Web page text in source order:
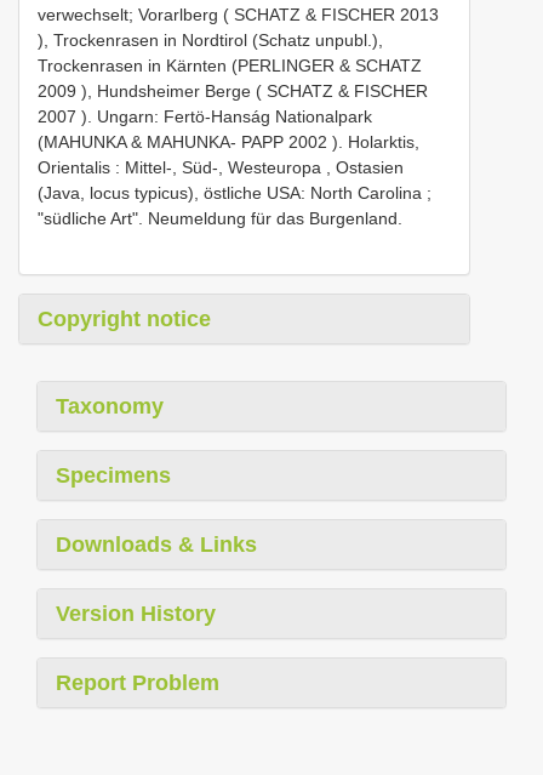
verwechselt; Vorarlberg ( SCHATZ & FISCHER 2013
), Trockenrasen in Nordtirol (Schatz unpubl.),
Trockenrasen in Kärnten (PERLINGER & SCHATZ
2009 ), Hundsheimer Berge ( SCHATZ & FISCHER
2007 ). Ungarn: Fertö-Hanság Nationalpark
(MAHUNKA & MAHUNKA- PAPP 2002 ). Holarktis,
Orientalis : Mittel-, Süd-, Westeuropa , Ostasien
(Java, locus typicus), östliche USA: North Carolina ;
"südliche Art". Neumeldung für das Burgenland.
Copyright notice
Taxonomy
Specimens
Downloads & Links
Version History
Report Problem